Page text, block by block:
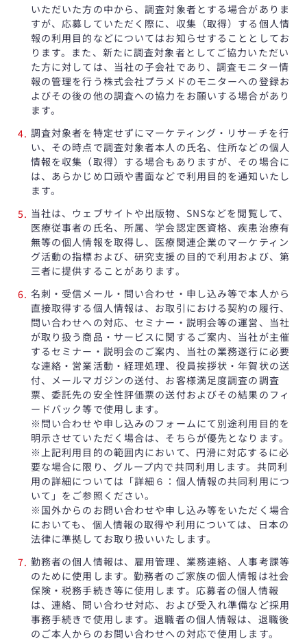
いただいた方の中から、調査対象者とする場合がありま
すが、応募していただく際に、収集（取得）する個人情
報の利用目的などについてはお知らせすることとしてお
ります。また、新たに調査対象者としてご協力いただい
た方に対しては、当社の子会社であり、調査モニター情
報の管理を行う株式会社プラメドのモニターへの登録お
よびその後の他の調査への協力をお願いする場合があり
ます。
調査対象者を特定せずにマーケティング・リサーチを行
い、その時点で調査対象者本人の氏名、住所などの個人
情報を収集（取得）する場合もありますが、その場合に
は、あらかじめ口頭や書面などで利用目的を通知いたし
ます。
当社は、ウェブサイトや出版物、SNSなどを閲覧して、
医療従事者の氏名、所属、学会認定医資格、疾患治療有
無等の個人情報を取得し、医療関連企業のマーケティン
グ活動の指標および、研究支援の目的で利用および、第
三者に提供することがあります。
名刺・受信メール・問い合わせ・申し込み等で本人から
直接取得する個人情報は、お取引における契約の履行、
問い合わせへの対応、セミナー・説明会等の運営、当社
が取り扱う商品・サービスに関するご案内、当社が主催
するセミナー・説明会のご案内、当社の業務遂行に必要
な連絡・営業活動・経理処理、役員挨拶状・年賀状の送
付、メールマガジンの送付、お客様満足度調査の調査
票、委託先の安全性評価票の送付およびその結果のフィ
ードバック等で使用します。
※問い合わせや申し込みのフォームにて別途利用目的を
明示させていただく場合は、そちらが優先となります。
※上記利用目的の範囲内において、円滑に対応するに必
要な場合に限り、グループ内で共同利用します。共同利
用の詳細については「詳細６：個人情報の共同利用につ
いて」をご参照ください。
※国外からのお問い合わせや申し込み等をいただく場合
においても、個人情報の取得や利用については、日本の
法律に準拠してお取り扱いいたします。
勤務者の個人情報は、雇用管理、業務連絡、人事考課等
のために使用します。勤務者のご家族の個人情報は社会
保険・税務手続き等に使用します。応募者の個人情報
は、連絡、問い合わせ対応、および受入れ準備など採用
事務手続きで使用します。退職者の個人情報は、退職後
のご本人からのお問い合わせへの対応で使用します。